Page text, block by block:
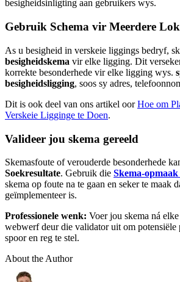
besigheidsinligting aan gebruikers wys.
Gebruik Schema vir Meerdere
As u besigheid in verskeie liggings bedryf,
besigheidskema vir elke ligging. Dit
korrekte besonderhede vir elke ligging wys.
besigheidsligging, soos sy adres,
Dit is ook deel van ons artikel oorHoe om
Verskeie Ligginge te Doen.
Valideer jou skema gereeld
Skemasfoute of verouderde besonderhede
Soekresultate. Gebruik die Skema-
skema op foute na te gaan en seker te maak
geïmplementeer is.
Professionele wenk: Voer jou skema ná
webwerf deur die validator uit om
spoor en reg te stel.
About the Author